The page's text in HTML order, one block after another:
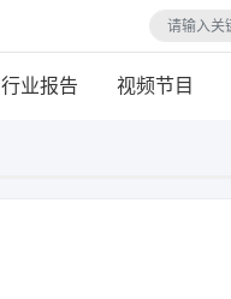
行业报告 视频节目